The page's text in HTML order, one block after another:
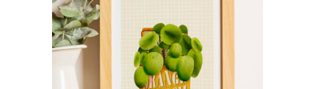
CHOIX DES OPTIONS